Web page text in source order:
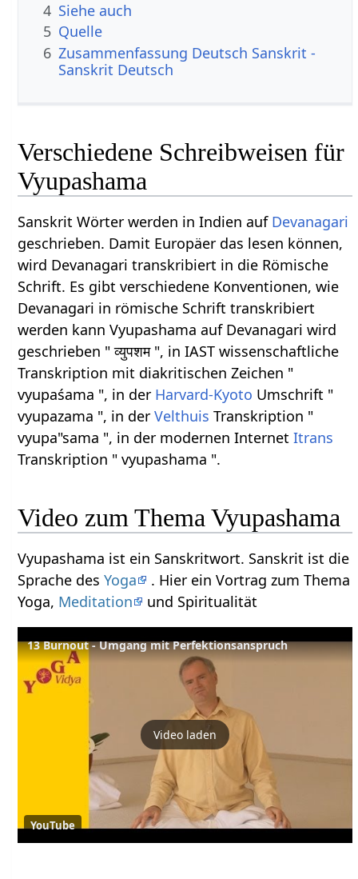
4 Siehe auch
5 Quelle
6 Zusammenfassung Deutsch Sanskrit -
Sanskrit Deutsch
Verschiedene Schreibweisen für
Vyupashama
Sanskrit Wörter werden in Indien auf Devanagari
geschrieben. Damit Europäer das lesen können,
wird Devanagari transkribiert in die Römische
Schrift. Es gibt verschiedene Konventionen, wie
Devanagari in römische Schrift transkribiert
werden kann Vyupashama auf Devanagari wird
geschrieben " व्युपशम ", in IAST wissenschaftliche
Transkription mit diakritischen Zeichen "
vyupaśama ", in der Harvard-Kyoto Umschrift "
vyupazama ", in derVelthuis Transkription "
vyupa"sama ", in der modernen InternetItrans
Transkription " vyupashama ".
Video zum Thema Vyupashama
Vyupashama ist ein Sanskritwort. Sanskrit ist die
Sprache desYoga
. Hier ein Vortrag zum Thema
Yoga, Meditation und Spiritualität
13 Burnout - Umgang mit Perfektionsanspruch
Video laden
YouTube